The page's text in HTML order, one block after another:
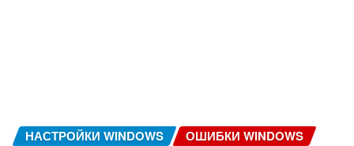
НАСТРОЙКИ WINDOWS ОШИБКИ WINDOWS